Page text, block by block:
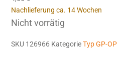
Nachlieferung ca. 14 Wochen
Nicht vorrätig
SKU 126966 Kategorie Typ GP-OP